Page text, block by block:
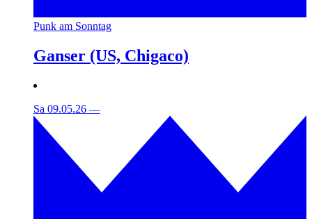
Punk am Sonntag
Ganser (US, Chigaco)
Sa 09.05.26 —